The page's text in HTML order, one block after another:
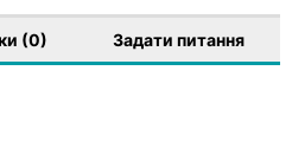
(0) Задати питання